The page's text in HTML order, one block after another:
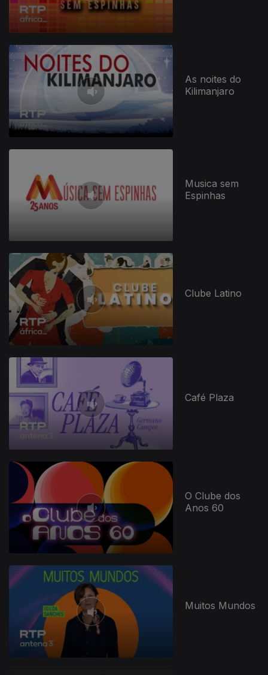
As noites do
Kilimanjaro
Musica sem
Espinhas
Clube Latino
Café Plaza
O Clube dos
Anos 60
Muitos Mundos
947162